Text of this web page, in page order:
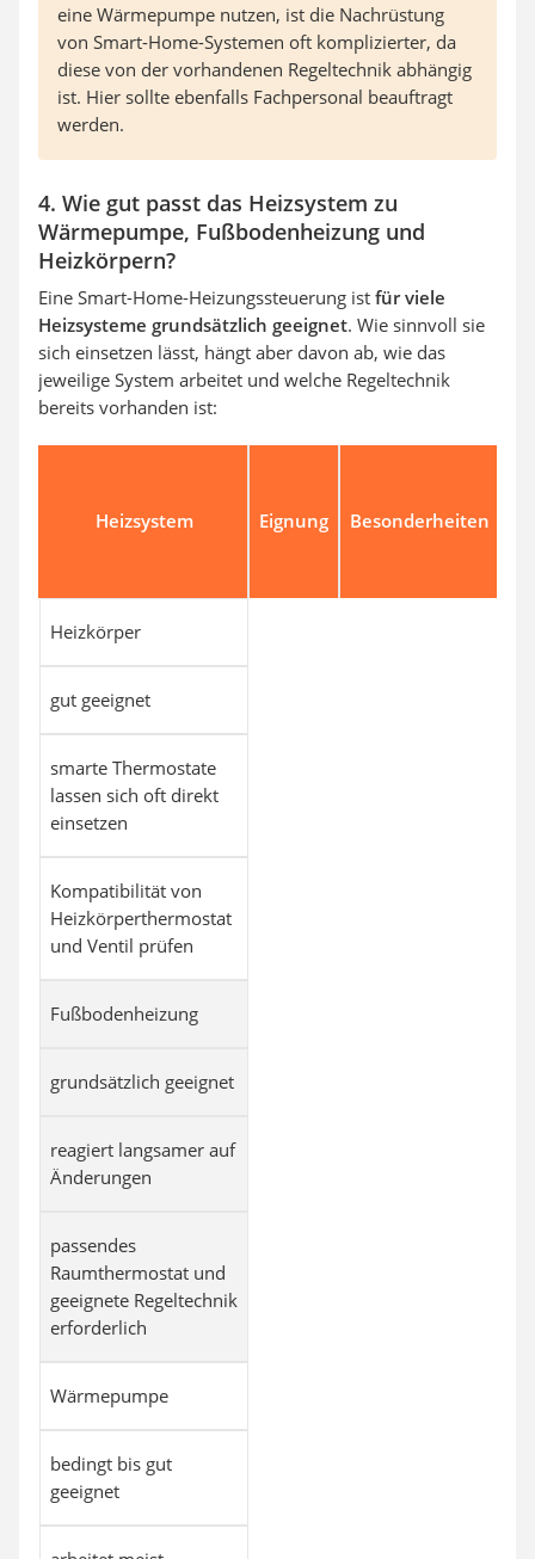
eine Wärmepumpe nutzen, ist die Nachrüstung
von Smart-Home-Systemen oft komplizierter, da
diese von der vorhandenen Regeltechnik abhängig
ist. Hier sollte ebenfalls Fachpersonal beauftragt
werden.
4. Wie gut passt das Heizsystem zu
Wärmepumpe, Fußbodenheizung und
Heizkörpern?
Eine Smart-Home-Heizungssteuerung ist für viele
Heizsysteme grundsätzlich geeignet. Wie sinnvoll sie
sich einsetzen lässt, hängt aber davon ab, wie das
jeweilige System arbeitet und welche Regeltechnik
bereits vorhanden ist:
Heizsystem Eignung Besonderheiten
Heizkörper
gut geeignet
smarte Thermostate
lassen sich oft direkt
einsetzen
Kompatibilität von
Heizkörperthermostat
und Ventil prüfen
Fußbodenheizung
grundsätzlich geeignet
reagiert langsamer auf
Änderungen
passendes
Raumthermostat und
geeignete Regeltechnik
erforderlich
Wärmepumpe
bedingt bis gut
geeignet